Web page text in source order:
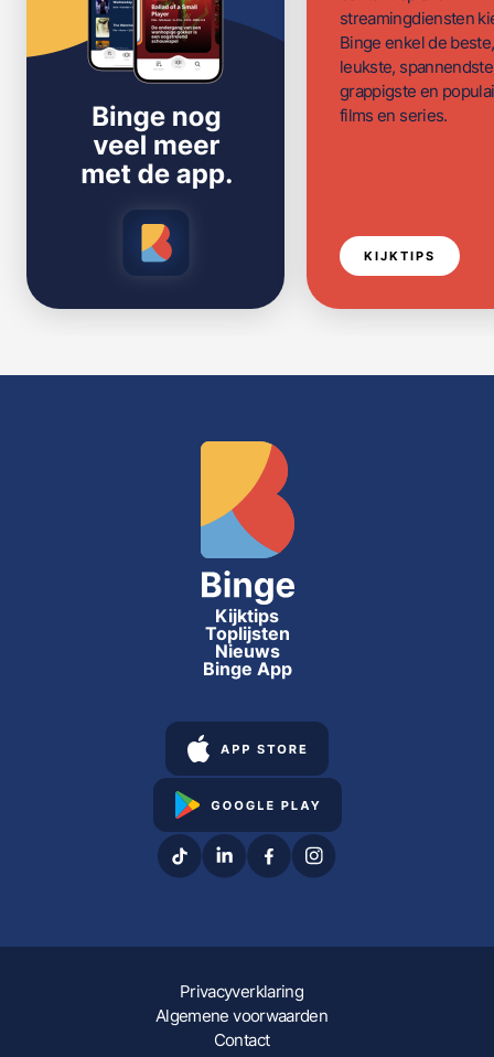
streamingdiensten
Binge enkel de beste,
leukste,
grappigste en
films en series.
KIJKTIPS
Kijktips
Toplijsten
Nieuws
Binge App
Privacyverklaring
Algemene voorwaarden
Contact